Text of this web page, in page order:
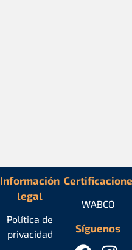
Información
legal
Política de
privacidad
Síguenos
WABCO